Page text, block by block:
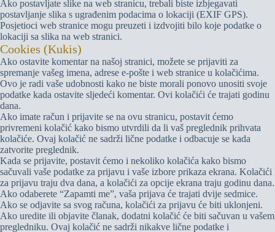
Ako postavljate slike na web stranicu, trebali biste izbjegavati
postavljanje slika s ugrađenim podacima o lokaciji (EXIF GPS).
Posjetioci web stranice mogu preuzeti i izdvojiti bilo koje podatke o
lokaciji sa slika na web stranici.
Cookies (Kukis)
Ako ostavite komentar na našoj stranici, možete se prijaviti za
spremanje vašeg imena, adrese e-pošte i web stranice u kolačićima.
Ovo je radi vaše udobnosti kako ne biste morali ponovo unositi svoje
podatke kada ostavite sljedeći komentar. Ovi kolačići će trajati godinu
dana.
Ako imate račun i prijavite se na ovu stranicu, postavit ćemo
privremeni kolačić kako bismo utvrdili da li vaš preglednik prihvata
kolačiće. Ovaj kolačić ne sadrži lične podatke i odbacuje se kada
zatvorite preglednik.
Kada se prijavite, postavit ćemo i nekoliko kolačića kako bismo
sačuvali vaše podatke za prijavu i vaše izbore prikaza ekrana. Kolačići
za prijavu traju dva dana, a kolačići za opcije ekrana traju godinu dana.
Ako odaberete “Zapamti me”, vaša prijava će trajati dvije sedmice.
Ako se odjavite sa svog računa, kolačići za prijavu će biti uklonjeni.
Ako uredite ili objavite članak, dodatni kolačić će biti sačuvan u vašem
pregledniku. Ovaj kolačić ne sadrži nikakve lične podatke i